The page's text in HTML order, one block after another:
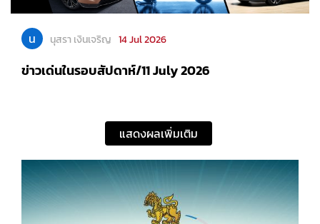
น นุสรา เงินเจริญ 14 Jul 2026
ข่าวเด่นในรอบสัปดาห์/11 July 2026
แสดงผลเพิ่มเติม